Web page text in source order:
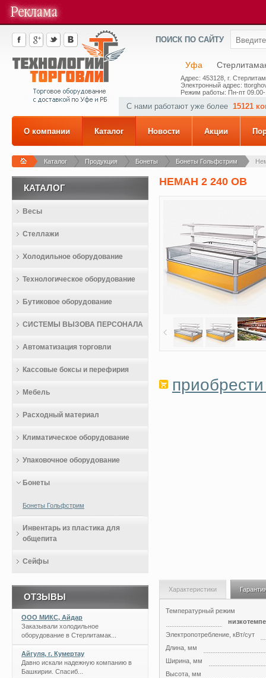
ПОИСК ПО САЙТУ
Уфа
Адрес: 453128, г.
Электронный адрес:
Режим работы: Пн-пт
С нами работают уже более 15121
О компании Каталог Новости Акции
Каталог Продукция Бонеты Бонеты Гольфстрим
НЕМАН 2 240 ОВ
Характеристики
Температурный режим
Электропотребление, кВт/сут
Длина, мм
Ширина, мм
Высота, мм
КАТАЛОГ
Весы
Стеллажи
Холодильное оборудование
Технологическое оборудование
Бутиковое оборудование
СИСТЕМЫ ВЫЗОВА ПЕРСОНАЛА
Автоматизация торговли
Кассовые боксы и перефирия
Мебель
Расходный материал
Климатическое оборудование
Упаковочное оборудование
Бонеты
Бонеты Гольфстрим
Инвентарь из пластика для
общепита
Сейфы
ОТЗЫВЫ
ООО МИКС, Айдар
Заказывали холодильное
оборудование в Стерлитамак...
Айгуля, г. Кумертау
Давно искали надежную компанию в
Башкирии. Спасиб...